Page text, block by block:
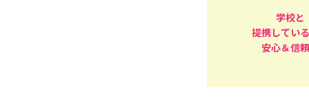
学校と
提携してい
安心＆信